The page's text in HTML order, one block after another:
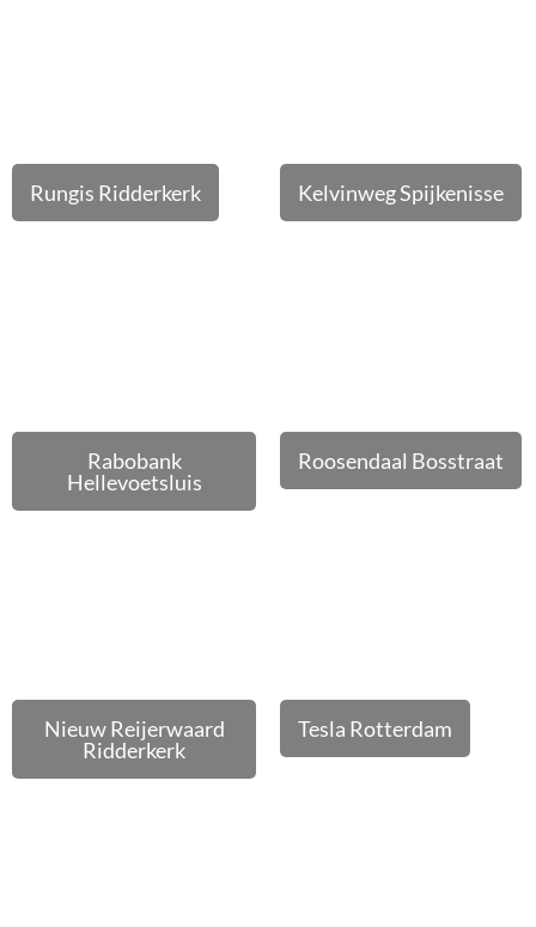
Rungis Ridderkerk Kelvinweg Spijkenisse
Rabobank
Hellevoetsluis
Roosendaal Bosstraat
Nieuw Reijerwaard
Ridderkerk
Tesla Rotterdam